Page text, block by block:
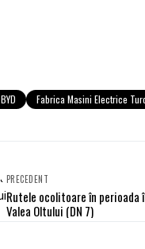
BYD Fabrica Masini Electrice
PRECEDENT
Rutele ocolitoare în
Valea Oltului (DN 7)